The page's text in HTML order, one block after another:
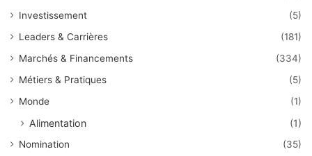
Investissement
(5)
Leaders & Carrières
(181)
Marchés & Financements
(334)
Métiers & Pratiques
(5)
Monde
(1)
Alimentation (1)
Nomination
(35)